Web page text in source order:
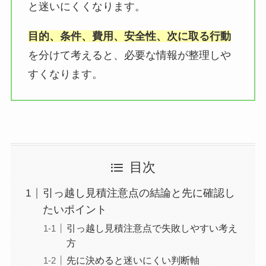
と迷いにくくなります。
目的、条件、費用、安全性、次に取る行動
を分けて考えると、必要な情報が整理しや
すくなります。
目次
引っ越し見積注意点の結論と先に確認し
たいポイント
引っ越し見積注意点で失敗しやすい考え
方
先に決めると迷いにくい判断軸